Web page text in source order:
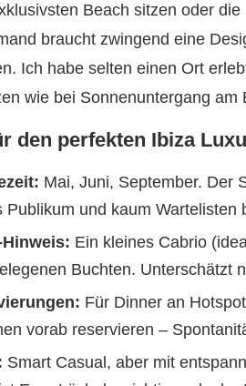
Beach sitzen oder
braucht zwingend eine
Ich habe selten einen Ort
wie bei Sonnenuntergang am
den perfekten Ibiza
Mai, Juni, September. Der
Publikum und kaum Wartelisten
Ein kleines Cabrio
Buchten. Unterschätzt
Für Dinner an
vorab reservieren –
Smart Casual, aber mit